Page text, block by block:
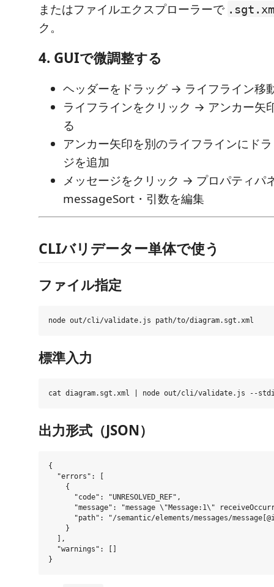
またはファイルエクスプローラーで
ク。
4. GUIで微調整する
ヘッダーをドラッグ → ライフライン移
ライフラインをクリック → アンカー
る
アンカー矢印を別のライフラインにド
ジを追加
メッセージをクリック → プロパティパ
messageSort・引数を編集
CLIバリデーター単体で使う
ファイル指定
標準入力
出力形式（JSON）
{
  "errors": [
    {
      "code": "UNRESOLVED_REF",
"message": "message \"Message:1\"
"path": "/semantic/elements/messages/
    }
  ],
  "warnings": []